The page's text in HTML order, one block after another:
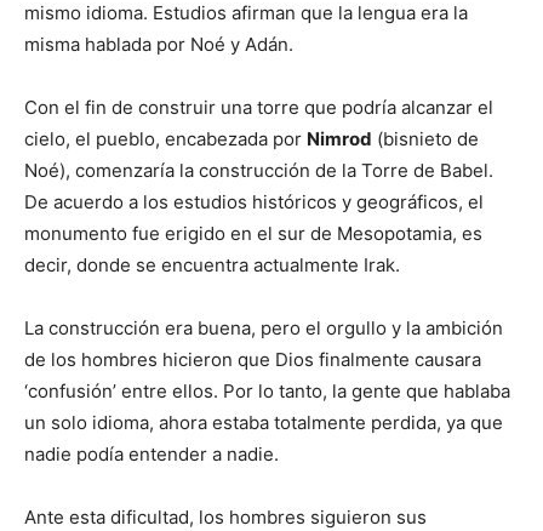
mismo idioma. Estudios afirman que la lengua era la
misma hablada por Noé y Adán.
Con el fin de construir una torre que podría alcanzar el
cielo, el pueblo, encabezada por Nimrod (bisnieto de
Noé), comenzaría la construcción de la Torre de Babel.
De acuerdo a los estudios históricos y geográficos, el
monumento fue erigido en el sur de Mesopotamia, es
decir, donde se encuentra actualmente Irak.
La construcción era buena, pero el orgullo y la ambición
de los hombres hicieron que Dios finalmente causara
‘confusión’ entre ellos. Por lo tanto, la gente que hablaba
un solo idioma, ahora estaba totalmente perdida, ya que
nadie podía entender a nadie.
Ante esta dificultad, los hombres siguieron sus